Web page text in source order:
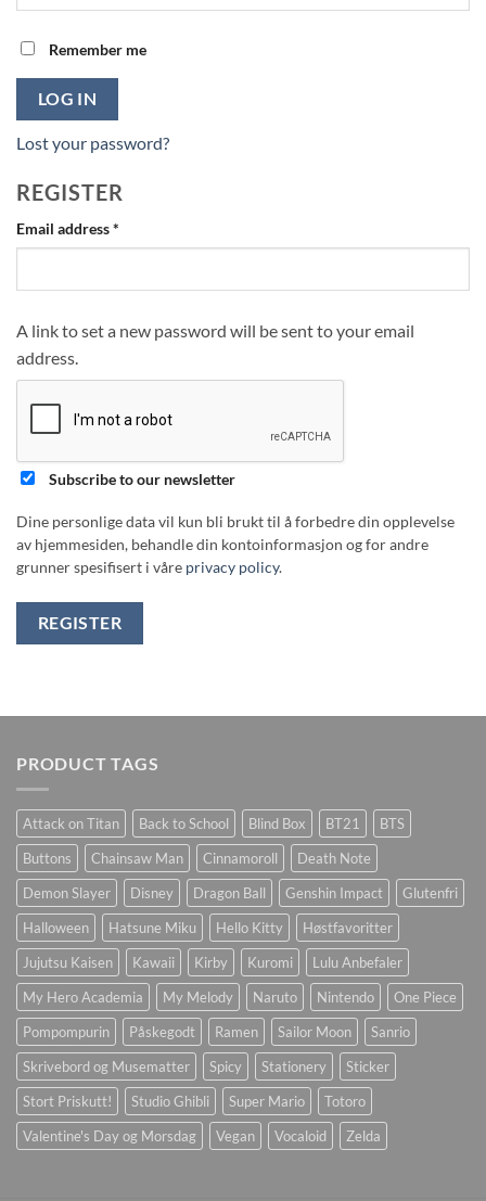
Remember me
LOG IN
Lost your password?
REGISTER
Email address*
A link to set a new password will be sent to your email
address.
Subscribe to our newsletter
Dine personlige data vil kun bli brukt til å forbedre din opplevelse
av hjemmesiden, behandle din kontoinformasjon og for andre
grunner spesifisert i våre privacy policy.
REGISTER
PRODUCT TAGS
Attack on Titan Back to School Blind Box BT21
BTS
Buttons
Chainsaw Man Cinnamoroll
Death Note
Demon Slayer
Disney Dragon Ball Genshin Impact
Glutenfri
Halloween
Hatsune Miku Hello Kitty
Høstfavoritter
Jujutsu Kaisen
Kawaii Kirby Kuromi
Lulu Anbefaler
My Hero Academia
My Melody Naruto Nintendo
One Piece
Pompompurin
Påskegodt Ramen Sailor Moon
Sanrio
Skrivebord og Musematter
Spicy Stationery
Sticker
Stort Priskutt!
Studio Ghibli Super Mario
Totoro
Valentine's Day og Morsdag
Vegan Vocaloid Zelda